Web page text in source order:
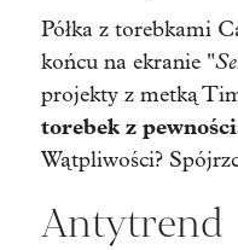
Półka z torebkami
końcu na ekranie "
projekty z metką
torebek z
Wątpliwości?
Antytrend